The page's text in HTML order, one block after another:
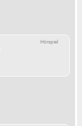
Hörspiel